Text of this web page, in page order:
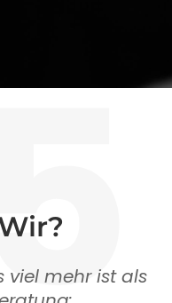
viel mehr ist als